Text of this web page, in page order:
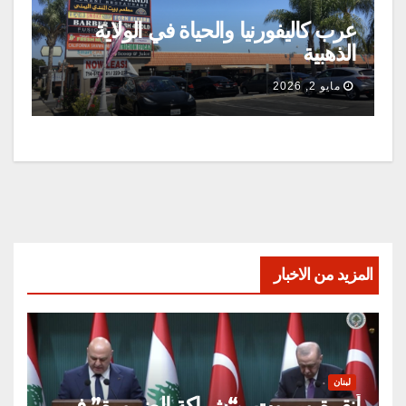
عرب كاليفورنيا والحياة في الولاية
الذهبية
مايو 2, 2026
المزيد من الاخبار
لبنان